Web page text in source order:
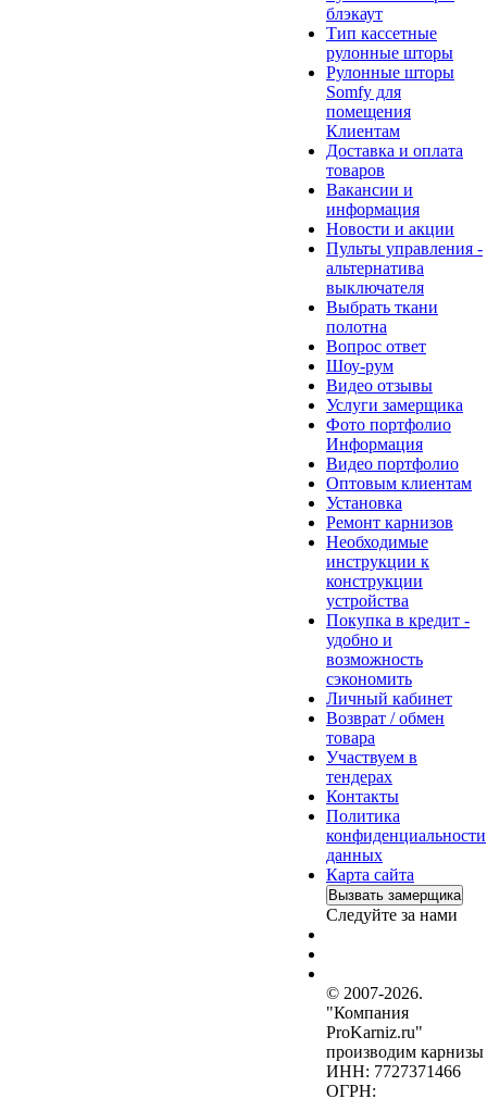
блэкаут
Тип кассетные
рулонные шторы
Рулонные шторы
Somfy для
помещения
Клиентам
Доставка и оплата
товаров
Вакансии и
информация
Новости и акции
Пульты управления -
альтернатива
выключателя
Выбрать ткани
полотна
Вопрос ответ
Шоу-рум
Видео отзывы
Услуги замерщика
Фото портфолио
Информация
Видео портфолио
Оптовым клиентам
Установка
Ремонт карнизов
Необходимые
инструкции к
конструкции
устройства
Покупка в кредит -
удобно и
возможность
сэкономить
Личный кабинет
Возврат / обмен
товара
Участвуем в
тендерах
Контакты
Политика
конфиденциальности
данных
Карта сайта
Вызвать замерщика
Следуйте за нами
© 2007-2026.
"Компания
ProKarniz.ru"
производим карнизы
ИНН: 7727371466
ОГРН: